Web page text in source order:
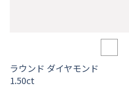
ラウンド ダイヤモンド
1.50ct